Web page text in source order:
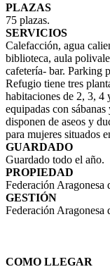
PLAZAS
75 plazas.
SERVICIOS
Calefacción, agua
biblioteca, aula
cafetería- bar. Parking
Refugio tiene tres
habitaciones de 2, 3, 4
equipadas con
disponen de aseos y
para mujeres situados
GUARDADO
Guardado todo el año.
PROPIEDAD
Federación
GESTIÓN
Federación
COMO LLEGAR